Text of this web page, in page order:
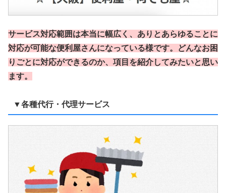
サービス対応範囲は本当に幅広く、ありとあらゆることに
対応が可能な便利屋さんになっている様です。どんなお困
りごとに対応ができるのか、項目を紹介してみたいと思い
ます。
▼各種代行・代理サービス